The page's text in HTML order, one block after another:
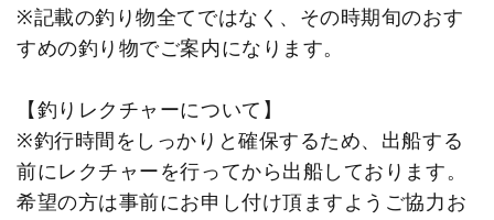
※記載の釣り物全てではなく、その時期旬のおす
すめの釣り物でご案内になります。
【釣りレクチャーについて】
※釣行時間をしっかりと確保するため、出船する
前にレクチャーを行ってから出船しております。
希望の方は事前にお申し付け頂ますようご協力お